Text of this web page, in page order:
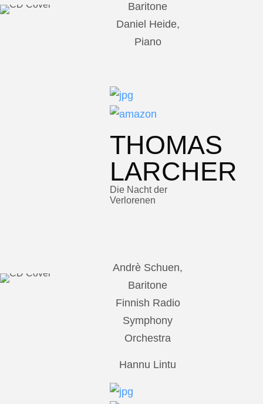
Baritone
Daniel Heide,
Piano
THOMAS
LARCHER
Die Nacht der
Verlorenen
Andrè Schuen,
Baritone
Finnish Radio
Symphony
Orchestra
Hannu Lintu